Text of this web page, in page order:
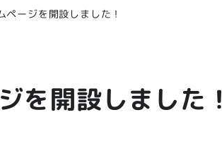
ページを開設しました！
を開設しました！